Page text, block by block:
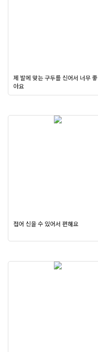
제 발에 맞는 구두를 신어서 너무 좋
아요
접어 신을 수 있어서 편해요